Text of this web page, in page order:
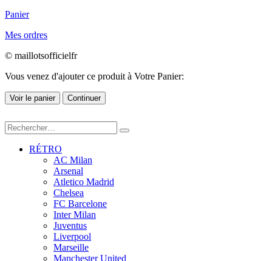
Panier
Mes ordres
© maillotsofficielfr
Vous venez d'ajouter ce produit à Votre Panier:
Voir le panier Continuer
RÉTRO
AC Milan
Arsenal
Atletico Madrid
Chelsea
FC Barcelone
Inter Milan
Juventus
Liverpool
Marseille
Manchester United